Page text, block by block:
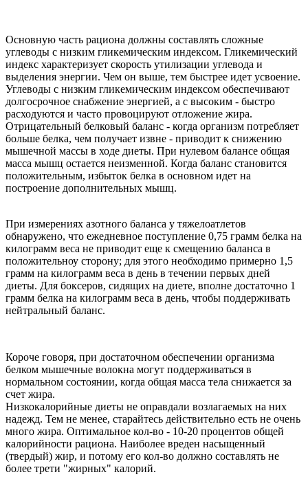
Основную часть рациона должны составлять сложные
углеводы с низким гликемическим индексом. Гликемический
индекс характеризует скорость утилизации углевода и
выделения энергии. Чем он выше, тем быстрее идет усвоение.
Углеводы с низким гликемическим индексом обеспечивают
долгосрочное снабжение энергией, а с высоким - быстро
расходуются и часто провоцируют отложение жира.
Отрицательный белковый баланс - когда организм потребляет
больше белка, чем получает извне - приводит к снижению
мышечной массы в ходе диеты. При нулевом балансе общая
масса мышц остается неизменной. Когда баланс становится
положительным, избыток белка в основном идет на
построение дополнительных мышц.
При измерениях азотного баланса у тяжелоатлетов
обнаружено, что ежедневное поступление 0,75 грамм белка на
килограмм веса не приводит еще к смещению баланса в
положительноу сторону; для этого необходимо примерно 1,5
грамм на килограмм веса в день в течении первых дней
диеты. Для боксеров, сидящих на диете, вполне достаточно 1
грамм белка на килограмм веса в день, чтобы поддерживать
нейтральный баланс.
Короче говоря, при достаточном обеспечении организма
белком мышечные волокна могут поддерживаться в
нормальном состоянии, когда общая масса тела снижается за
счет жира.
Низкокалорийные диеты не оправдали возлагаемых на них
надежд. Тем не менее, старайтесь действительно есть не очень
много жира. Оптимальное кол-во - 10-20 процентов общей
калорийности рациона. Наиболее вреден насыщенный
(твердый) жир, и потому его кол-во должно составлять не
более трети "жирных" калорий.